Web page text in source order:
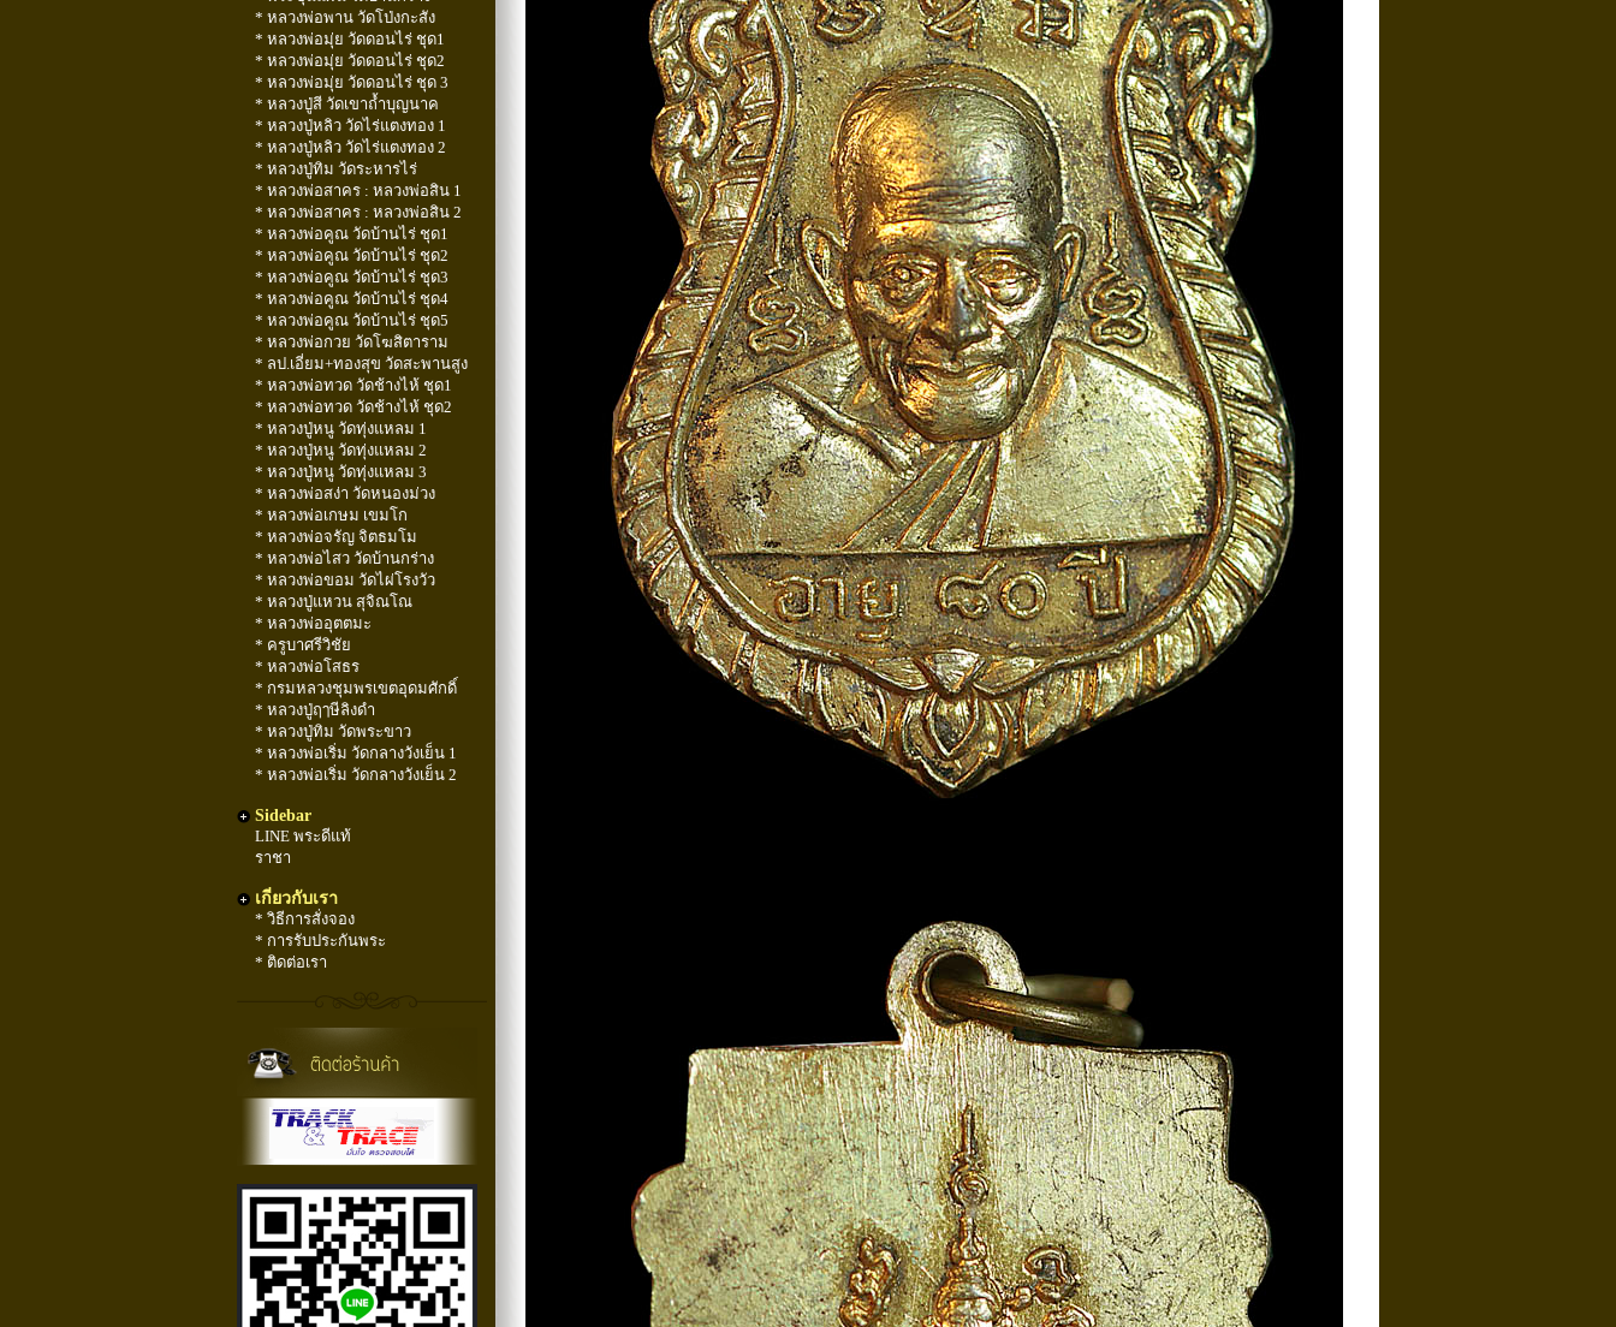
* หลวงพ่อพาน วัดโป่งกะสัง
* หลวงพ่อมุ่ย วัดดอนไร่ ชุด1
* หลวงพ่อมุ่ย วัดดอนไร่ ชุด2
* หลวงพ่อมุ่ย วัดดอนไร่ ชุด 3
* หลวงปู่สี วัดเขาถ้ำบุญนาค
* หลวงปู่หลิว วัดไร่แตงทอง 1
* หลวงปู่หลิว วัดไร่แตงทอง 2
* หลวงปู่ทิม วัดระหารไร่
* หลวงพ่อสาคร : หลวงพ่อสิน 1
* หลวงพ่อสาคร : หลวงพ่อสิน 2
* หลวงพ่อคูณ วัดบ้านไร่ ชุด1
* หลวงพ่อคูณ วัดบ้านไร่ ชุด2
* หลวงพ่อคูณ วัดบ้านไร่ ชุด3
* หลวงพ่อคูณ วัดบ้านไร่ ชุด4
* หลวงพ่อคูณ วัดบ้านไร่ ชุด5
* หลวงพ่อกวย วัดโฆสิตาราม
* ลป.เอี่ยม+ทองสุข วัดสะพานสูง
* หลวงพ่อทวด วัดช้างไห้ ชุด1
* หลวงพ่อทวด วัดช้างไห้ ชุด2
* หลวงปู่หนู วัดทุ่งแหลม 1
* หลวงปู่หนู วัดทุ่งแหลม 2
* หลวงปู่หนู วัดทุ่งแหลม 3
* หลวงพ่อสง่า วัดหนองม่วง
* หลวงพ่อเกษม เขมโก
* หลวงพ่อจรัญ จิตธมโม
* หลวงพ่อไสว วัดบ้านกร่าง
* หลวงพ่อขอม วัดไผ่โรงวัว
* หลวงปู่แหวน สุจิณโณ
* หลวงพ่ออุตตมะ
* ครูบาศรีวิชัย
* หลวงพ่อโสธร
* กรมหลวงชุมพรเขตอุดมศักดิ์
* หลวงปู่ฤๅษีลิงดำ
* หลวงปู่ทิม วัดพระขาว
* หลวงพ่อเริ่ม วัดกลางวังเย็น 1
* หลวงพ่อเริ่ม วัดกลางวังเย็น 2
Sidebar
LINE พระดีแท้
ราชา
เกี่ยวกับเรา
* วิธีการสั่งจอง
* การรับประกันพระ
* ติดต่อเรา